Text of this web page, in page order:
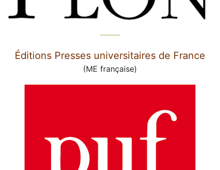
Éditions Presses universitaires de France
(ME française)